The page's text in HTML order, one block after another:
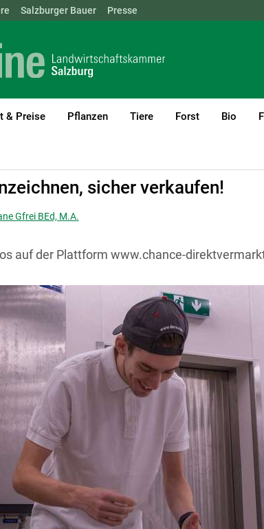
ÖSTERREICH BGLD KTN
Salzburger Bauer Presse
& Preise Pflanzen Tiere Forst Bio
sicher verkaufen!
Gfrei BEd, M.A.
auf der Plattform www.chance-